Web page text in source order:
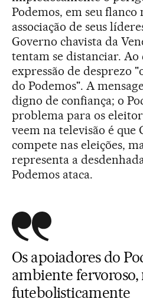
Podemos, em seu flanco
associação de seus
Governo chavista da
tentam se distanciar. Ao
expressão de desprezo
do Podemos". A
digno de confiança; o
problema para os
veem na televisão é que
compete nas eleições,
representa a
Podemos ataca.
Os apoiadores do
ambiente fervoroso,
futebolisticamente